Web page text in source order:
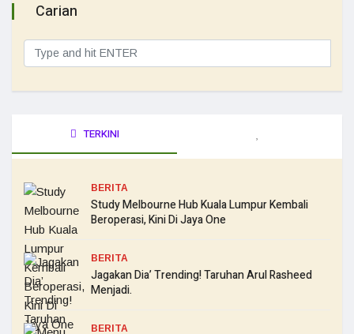
Carian
TERKINI
BERITA
Study Melbourne Hub Kuala Lumpur Kembali
Beroperasi, Kini Di Jaya One
BERITA
Jagakan Dia’ Trending! Taruhan Arul Rasheed
Menjadi.
BERITA